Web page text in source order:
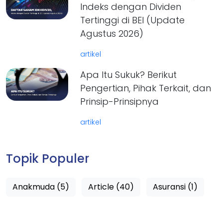
Indeks dengan Dividen
Tertinggi di BEI (Update
Agustus 2026)
artikel
Apa Itu Sukuk? Berikut
Pengertian, Pihak Terkait, dan
Prinsip-Prinsipnya
artikel
Topik Populer
Anakmuda (5) Article (40)
Asuransi (1)